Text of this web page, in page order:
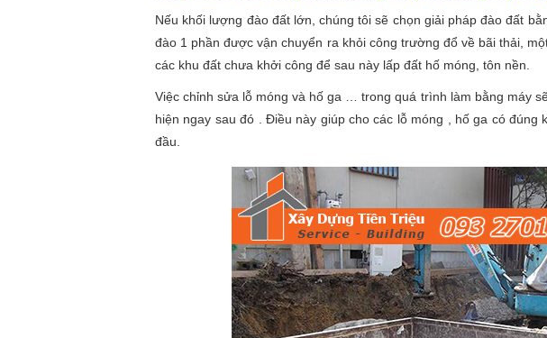
Nếu khối lượng đào đất lớn, chúng tôi sẽ chọn giải pháp đào đất
đào 1 phần được vận chuyển ra khỏi công trường đổ về bãi thải,
các khu đất chưa khởi công để sau này lấp đất hố móng, tôn nền.
Việc chỉnh sửa lỗ móng và hố ga … trong quá trình làm bằng máy
hiện ngay sau đó . Điều này giúp cho các lỗ móng , hố ga có đúng
đầu.